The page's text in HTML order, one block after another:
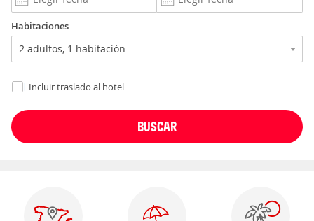
Habitaciones
Incluir traslado al hotel